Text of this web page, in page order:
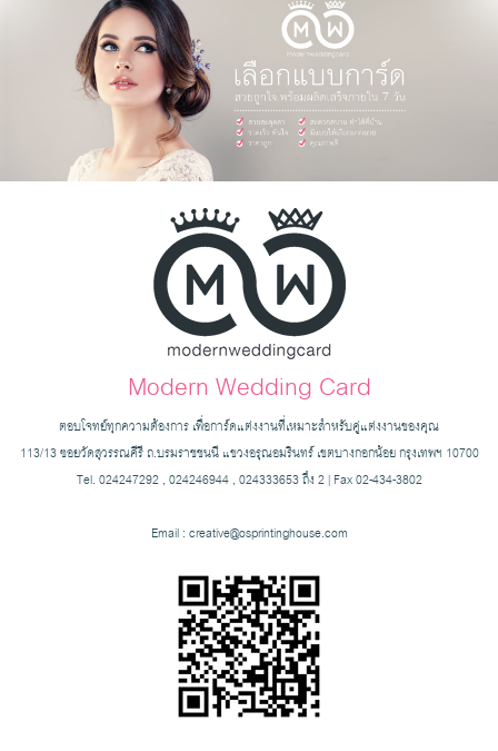
Modern Wedding Card
ตอบโจทย์ทุกความต้องการ เพื่อการ์ดแต่งงานที่เหมาะสำหรับคู่แต่งงานของคุณ
113/13 ซอยวัดสุวรรณคีรี ถ.บรมราชชนนี แขวงอรุณอมรินทร์ เขตบางกอกน้อย กรุงเทพฯ 10700
Tel. 024247292 , 024246944 , 024333653 ถึง 2 | Fax 02-434-3802
Email : creative@osprintinghouse.com